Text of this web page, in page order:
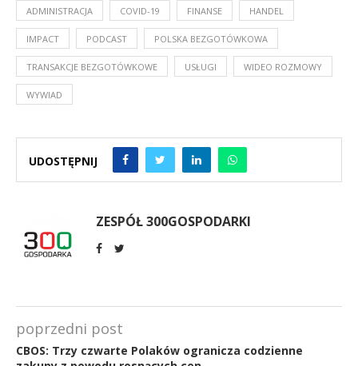
ADMINISTRACJA COVID-19 FINANSE HANDEL
IMPACT PODCAST POLSKA BEZGOTÓWKOWA
TRANSAKCJE BEZGOTÓWKOWE USŁUGI WIDEO ROZMOWY
WYWIAD
UDOSTĘPNIJ
ZESPÓŁ 300GOSPODARKI
poprzedni post
CBOS: Trzy czwarte Polaków ogranicza codzienne